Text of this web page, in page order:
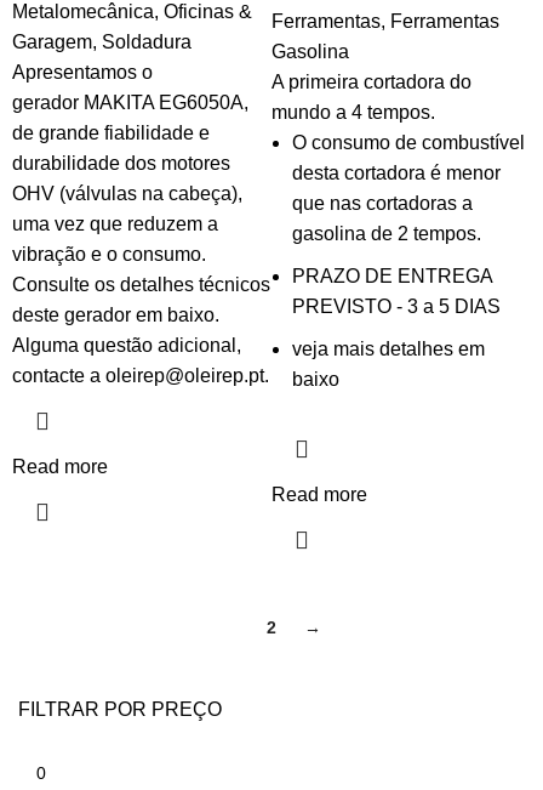
FILTRAR POR PREÇO
Metalomecânica, Oficinas &
Garagem, Soldadura
Apresentamos o
gerador MAKITA EG6050A,
de grande fiabilidade e
durabilidade dos motores
OHV (válvulas na cabeça),
uma vez que reduzem a
vibração e o consumo.
Consulte os detalhes técnicos
deste gerador em baixo.
Alguma questão adicional,
contacte a oleirep@oleirep.pt.
Read more
Ferramentas, Ferramentas
Gasolina
A primeira cortadora do
mundo a 4 tempos.
O consumo de combustível
desta cortadora é menor
que nas cortadoras a
gasolina de 2 tempos.
PRAZO DE ENTREGA
PREVISTO - 3 a 5 DIAS
veja mais detalhes em
baixo
Read more
2 →